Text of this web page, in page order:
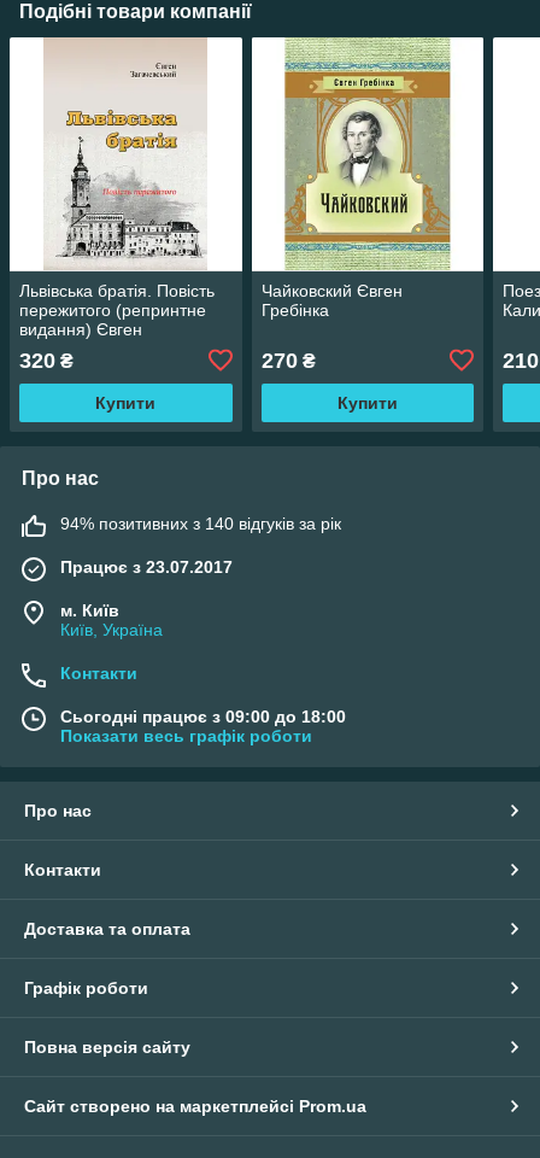
Подібні товари компанії
Львівська братія. Повість
пережитого (репринтне
видання) Євген
320 ₴
Купити
Чайковский Євген
Гребінка
270₴
Купити
210
Про нас
94% позитивних з 140 відгуків за рік
Працює з 23.07.2017
м. Київ
Київ, Україна
Контакти
Сьогодні працює з 09:00 до 18:00
Показати весь графік роботи
Про нас
Контакти
Доставка та оплата
Графік роботи
Повна версія сайту
Сайт створено на маркетплейсі Prom.ua